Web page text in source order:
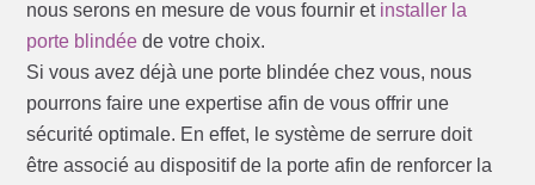
nous serons en mesure de vous fournir et installer la
porte blindée de votre choix.
Si vous avez déjà une porte blindée chez vous, nous
pourrons faire une expertise afin de vous offrir une
sécurité optimale. En effet, le système de serrure doit
être associé au dispositif de la porte afin de renforcer la